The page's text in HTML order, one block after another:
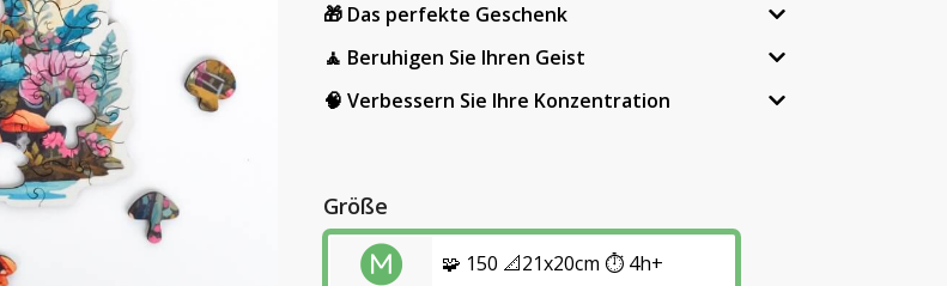
🎁 Das perfekte Geschenk
🧘 Beruhigen Sie Ihren Geist
🧠 Verbessern Sie Ihre Konzentration
Größe
🧩 150 📐21x20cm ⏱️ 4h+